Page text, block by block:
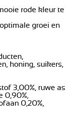
rode kleur te
groei en
honing, suikers,
3,00%, ruwe as
0,90%,
0,20%,